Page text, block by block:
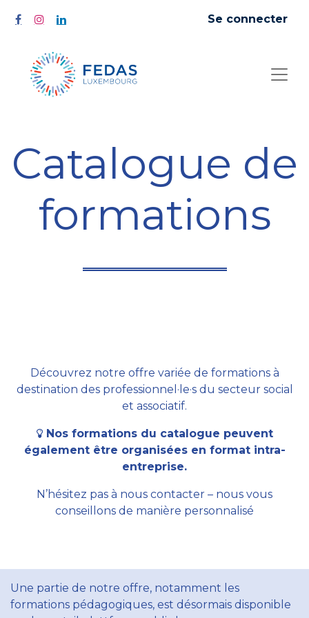
Se connecter
Catalogue de
formations
Découvrez notre offre variée de formations à
destination des professionnel·le·s du secteur social
et associatif.
Nos formations du catalogue peuvent
également être organisées en format intra-
entreprise.
N’hésitez pas à nous contacter – nous vous
conseillons de manière personnalisé
Une partie de notre offre, notamment les
formations pédagogiques, est désormais disponible